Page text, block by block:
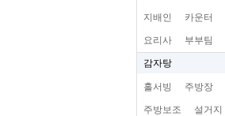
지배인 카운터
요리사 부부팀
감자탕
홀서빙 주방장
주방보조 설거지